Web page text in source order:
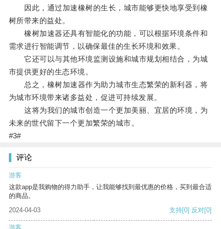
因此，通过加速橡树的生长，城市能够更快地享受到橡
树所带来的益处。
橡树加速器还具有智能化的功能，可以根据环境条件和
需求进行智能调节，以确保最佳的生长环境和效果。
它还可以与其他环境监测设施和城市规划相结合，为城
市提供更好的生态环境。
总之，橡树加速器作为助力城市生态繁荣的新利器，将
为城市环境带来诸多益处，促进可持续发展。
这将为我们的城市创造一个更加美丽、宜居的环境，为
未来的世代留下一个更加繁荣的城市。
#3#
评论
游客
这款app是我购物的得力助手，让我能够找到最优惠的价格，买到最合适
的商品。
2024-04-03
支持[0] 反对[0]
游客